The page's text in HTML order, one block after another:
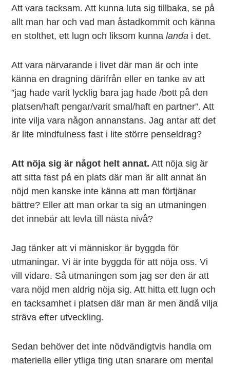
Att vara tacksam. Att kunna luta sig tillbaka, se på
allt man har och vad man åstadkommit och känna
en stolthet, ett lugn och liksom kunnalanda i det.
Att vara närvarande i livet där man är och inte
känna en dragning därifrån eller en tanke av att
”jag hade varit lycklig bara jag hade /bott på den
platsen/haft pengar/varit smal/haft en partner”. Att
inte vilja vara någon annanstans. Jag antar att det
är lite mindfulness fast i lite större penseldrag?
Att nöja sig är något helt annat. Att nöja sig är
att sitta fast på en plats där man är allt annat än
nöjd men kanske inte känna att man förtjänar
bättre? Eller att man orkar ta sig an utmaningen
det innebär att levla till nästa nivå?
Jag tänker att vi människor är byggda för
utmaningar. Vi är inte byggda för att nöja oss. Vi
vill vidare. Så utmaningen som jag ser den är att
vara nöjd men aldrig nöja sig. Att hitta ett lugn och
en tacksamhet i platsen där man är men ändå vilja
sträva efter utveckling.
Sedan behöver det inte nödvändigtvis handla om
materiella eller ytliga ting utan snarare om mental